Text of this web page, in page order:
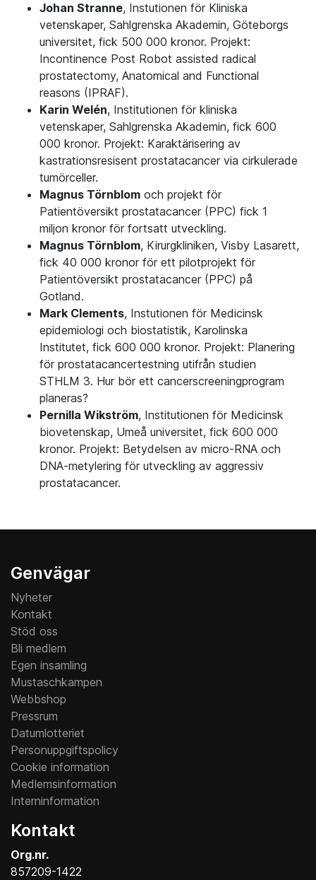
Johan Stranne, Instutionen för Kliniska
vetenskaper, Sahlgrenska Akademin, Göteborgs
universitet, fick 500 000 kronor. Projekt:
Incontinence Post Robot assisted radical
prostatectomy, Anatomical and Functional
reasons (IPRAF).
Karin Welén, Institutionen för kliniska
vetenskaper, Sahlgrenska Akademin, fick 600
000 kronor. Projekt: Karaktärisering av
kastrationsresisent prostatacancer via cirkulerade
tumörceller.
Magnus Törnblom och projekt för
Patientöversikt prostatacancer (PPC) fick 1
miljon kronor för fortsatt utveckling.
Magnus Törnblom, Kirurgkliniken, Visby Lasarett,
fick 40 000 kronor för ett pilotprojekt för
Patientöversikt prostatacancer (PPC) på
Gotland.
Mark Clements, Instutionen för Medicinsk
epidemiologi och biostatistik, Karolinska
Institutet, fick 600 000 kronor. Projekt: Planering
för prostatacancertestning utifrån studien
STHLM 3. Hur bör ett cancerscreeningprogram
planeras?
Pernilla Wikström, Institutionen för Medicinsk
biovetenskap, Umeå universitet, fick 600 000
kronor. Projekt: Betydelsen av micro-RNA och
DNA-metylering för utveckling av aggressiv
prostatacancer.
Genvägar
Nyheter
Kontakt
Stöd oss
Bli medlem
Egen insamling
Mustaschkampen
Webbshop
Pressrum
Datumlotteriet
Personuppgiftspolicy
Cookie information
Medlemsinformation
Interninformation
Kontakt
Org.nr.
857209-1422